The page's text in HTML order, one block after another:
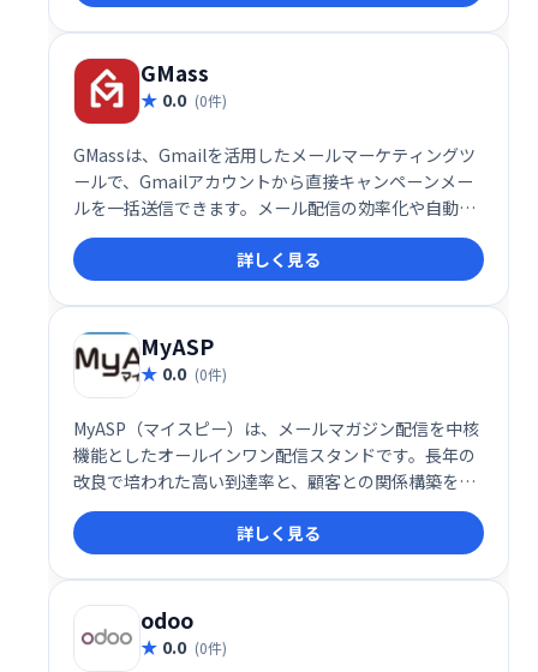
GMass
0.0 (0件)
GMassは、Gmailを活用したメールマーケティングツ
ールで、Gmailアカウントから直接キャンペーンメー
ルを一括送信できます。メール配信の効率化や自動化
を実現し、ビジネスの成長をサポートする強力なプラ
グインです。
詳しく見る
MyASP
0.0 (0件)
MyASP（マイスピー）は、メールマガジン配信を中核
機能としたオールインワン配信スタンドです。長年の
改良で培われた高い到達率と、顧客との関係構築を支
援する機能が充実。安定した成果に繋がるビジネスを
実現します。メール配信だけでなく、顧客とのリレー
ションシップ強化にも貢献し、ビジネスの成長をサポ
ートします。
詳しく見る
odoo
0.0 (0件)